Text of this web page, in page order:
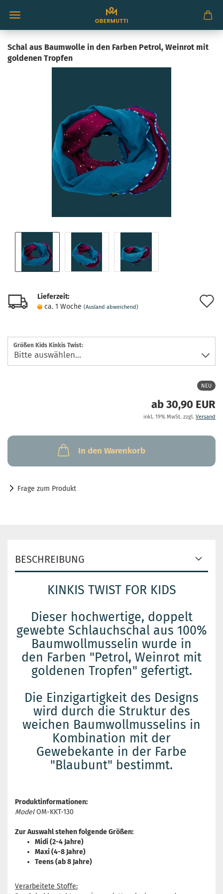
Schal aus Baumwolle in den Farben Petrol, Weinrot mit
goldenen Tropfen
Lieferzeit:
ca. 1 Woche (Ausland abweichend)
Größen Kids Kinkis Twist:
NEU
ab 30,90 EUR
inkl. 19% MwSt. zzgl. Versand
In den Warenkorb
Frage zum Produkt
BESCHREIBUNG
KINKIS TWIST FOR KIDS
Dieser hochwertige, doppelt
gewebte Schlauchschal aus 100%
Baumwollmusselin wurde in
den Farben "Petrol, Weinrot mit
goldenen Tropfen" gefertigt.
Die Einzigartigkeit des Designs
wird durch die Struktur des
weichen Baumwollmusselins in
Kombination mit der
Gewebekante in der Farbe
"Blaubunt" bestimmt.
Produktinformationen:
ModelOM-KKT-130
Zur Auswahl stehen folgende Größen:
Midi (2-4 Jahre)
Maxi (4-8 Jahre)
Teens (ab 8 Jahre)
Verarbeitete Stoffe: